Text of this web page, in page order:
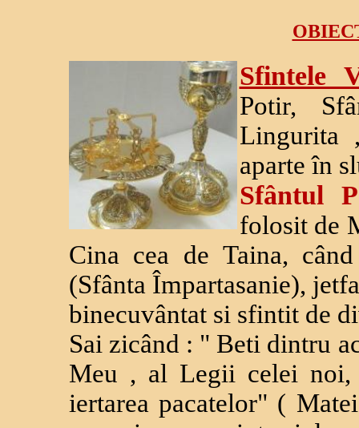
Sfintele
Potir,
Lingurita
aparte în
Sfântul
folosit de
Cina cea de Taina,
(Sfânta Împartasanie),
binecuvântat si sfintit de
Sai zicând : " Beti dintru
Meu , al Legii celei noi,
iertarea pacatelor" (